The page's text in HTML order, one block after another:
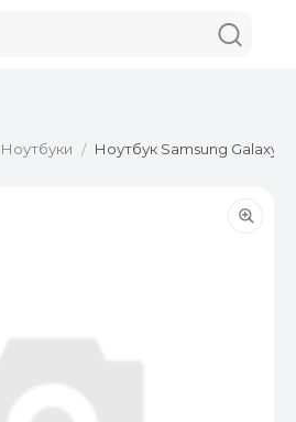
Ноутбуки / Ноутбук Samsung Galaxy